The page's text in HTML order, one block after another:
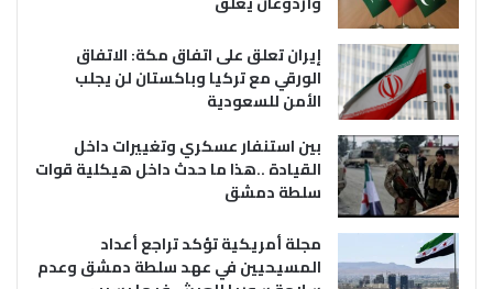
إيران تعلق على اتفاق مكة: الاتفاق
الورقي مع تركيا وباكستان لن يجلب
الأمن للسعودية
بين استنفار عسكري وتغييرات داخل
القيادة ..هذا ما حدث داخل هيكلية قوات
سلطة دمشق
مجلة أمريكية تؤكد تراجع أعداد
المسيحيين في عهد سلطة دمشق وعدم